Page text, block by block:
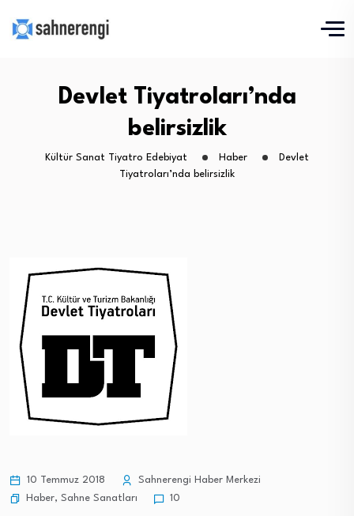
Devlet Tiyatroları’nda
belirsizlik
Kültür Sanat Tiyatro Edebiyat Haber
Devlet
Tiyatroları’nda belirsizlik
10 Temmuz 2018
Sahnerengi Haber Merkezi
Haber, Sahne Sanatları 10